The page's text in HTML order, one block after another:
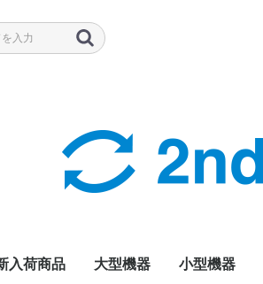
入荷商品 大型機器 小型機器